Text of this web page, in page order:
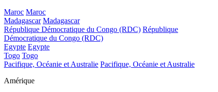
Maroc Maroc
Madagascar Madagascar
République Démocratique du Congo (RDC) République
Démocratique du Congo (RDC)
Egypte Egypte
Togo Togo
Pacifique, Océanie et Australie Pacifique, Océanie et Australie
Amérique